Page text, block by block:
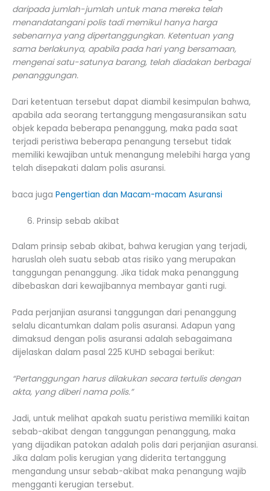
daripada jumlah-jumlah untuk mana mereka telah
menandatangani polis tadi memikul hanya harga
sebenarnya yang dipertanggungkan. Ketentuan yang
sama berlakunya, apabila pada hari yang bersamaan,
mengenai satu-satunya barang, telah diadakan berbagai
penanggungan.
Dari ketentuan tersebut dapat diambil kesimpulan bahwa,
apabila ada seorang tertanggung mengasuransikan satu
objek kepada beberapa penanggung, maka pada saat
terjadi peristiwa beberapa penangung tersebut tidak
memiliki kewajiban untuk menangung melebihi harga yang
telah disepakati dalam polis asuransi.
baca juga Pengertian dan Macam-macam Asuransi
Prinsip sebab akibat
Dalam prinsip sebab akibat, bahwa kerugian yang terjadi,
haruslah oleh suatu sebab atas risiko yang merupakan
tanggungan penanggung. Jika tidak maka penanggung
dibebaskan dari kewajibannya membayar ganti rugi.
Pada perjanjian asuransi tanggungan dari penanggung
selalu dicantumkan dalam polis asuransi. Adapun yang
dimaksud dengan polis asuransi adalah sebagaimana
dijelaskan dalam pasal 225 KUHD sebagai berikut:
“Pertanggungan harus dilakukan secara tertulis dengan
akta, yang diberi nama polis.”
Jadi, untuk melihat apakah suatu peristiwa memiliki kaitan
sebab-akibat dengan tanggungan penanggung, maka
yang dijadikan patokan adalah polis dari perjanjian asuransi.
Jika dalam polis kerugian yang diderita tertanggung
mengandung unsur sebab-akibat maka penangung wajib
mengganti kerugian tersebut.